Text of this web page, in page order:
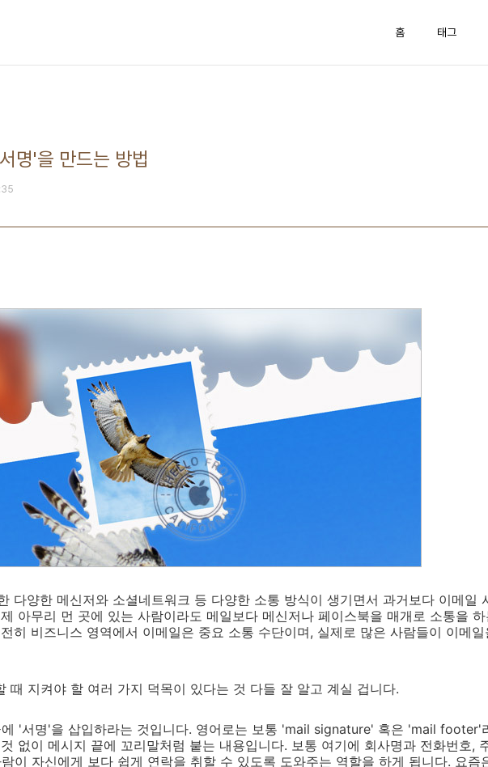
홈 태그
명'을 만드는 방법
다양한 메신저와 소셜네트워크 등 다양한 소통 방식이 생기면서 과거보다 이메일
아무리 먼 곳에 있는 사람이라도 메일보다 메신저나 페이스북을 매개로 소통을
히 비즈니스 영역에서 이메일은 중요 소통 수단이며, 실제로 많은 사람들이 이메일
때 지켜야 할 여러 가지 덕목이 있다는 것 다들 잘 알고 계실 겁니다.
'서명'을 삽입하라는 것입니다. 영어로는 보통 'mail signature' 혹은 'mail footer'
없이 메시지 끝에 꼬리말처럼 붙는 내용입니다. 보통 여기에 회사명과 전화번호,
이 자신에게 보다 쉽게 연락을 취할 수 있도록 도와주는 역할을 하게 됩니다. 요즘